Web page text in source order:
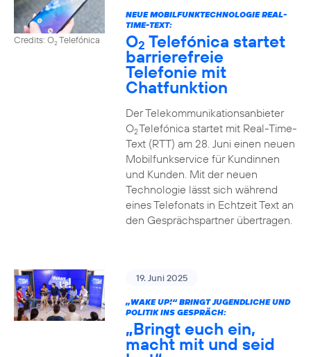
Credits: O2Telefónica
NEUE MOBILFUNKTECHNOLOGIE REAL-
TIME-TEXT:
O2 Telefónica startet
barrierefreie
Telefonie mit
Chatfunktion
Der Telekommunikationsanbieter
O2Telefónica startet mit Real-Time-
Text (RTT) am 28. Juni einen neuen
Mobilfunkservice für Kundinnen
und Kunden. Mit der neuen
Technologie lässt sich während
eines Telefonats in Echtzeit Text an
den Gesprächspartner übertragen.
19. Juni 2025
„WAKE UP!“ BRINGT JUGENDLICHE UND
POLITIK INS GESPRÄCH:
„Bringt euch ein,
macht mit und seid